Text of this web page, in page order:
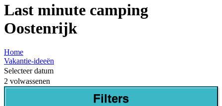
Last minute camping
Oostenrijk
Home
Vakantie-ideeën
Selecteer datum
2 volwassenen
Filters